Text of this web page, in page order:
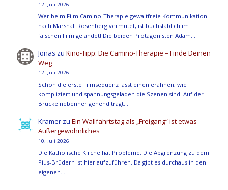
12. Juli 2026
Wer beim Film Camino-Therapie gewaltfreie Kommunikation
nach Marshall Rosenberg vermutet, ist buchstäblich im
falschen Film gelandet! Die beiden Protagonisten Adam…
Jonas zuKino-Tipp: Die Camino-Therapie – Finde Deinen
Weg
12. Juli 2026
Schon die erste Filmsequenz lässt einen erahnen, wie
kompliziert und spannungsgeladen die Szenen sind. Auf der
Brücke nebenher gehend trägt…
Kramer zuEin Wallfahrtstag als „Freigang“ ist etwas
Außergewöhnliches
10. Juli 2026
Die Katholische Kirche hat Probleme. Die Abgrenzung zu dem
Pius-Brüdern ist hier aufzuführen. Da gibt es durchaus in den
eigenen…